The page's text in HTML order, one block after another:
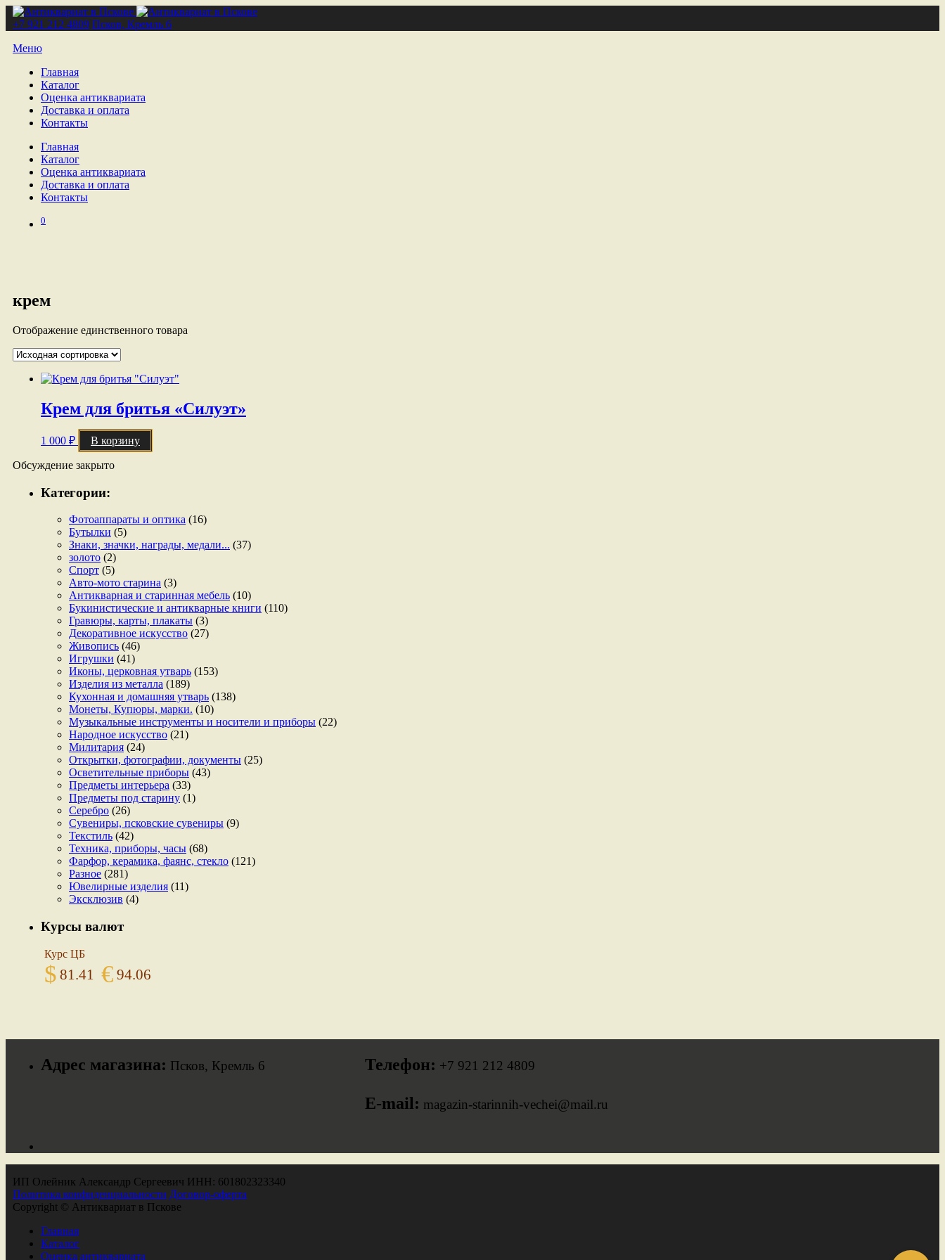
+7 921 212 4809 Псков, Кремль 6
Меню
Главная
Каталог
Оценка антиквариата
Доставка и оплата
Контакты
Главная
Каталог
Оценка антиквариата
Доставка и оплата
Контакты
0
крем
Отображение единственного товара
Крем для бритья «Силуэт»
1 000 ₽ В корзину
Обсуждение закрыто
Категории:
Фотоаппараты и оптика (16)
Бутылки (5)
Знаки, значки, награды, медали... (37)
золото (2)
Спорт (5)
Авто-мото старина (3)
Антикварная и старинная мебель (10)
Букинистические и антикварные книги (110)
Гравюры, карты, плакаты (3)
Декоративное искусство (27)
Живопись (46)
Игрушки (41)
Иконы, церковная утварь (153)
Изделия из металла (189)
Кухонная и домашняя утварь (138)
Монеты, Купюры, марки. (10)
Музыкальные инструменты и носители и приборы (22)
Народное искусство (21)
Милитария (24)
Открытки, фотографии, документы (25)
Осветительные приборы (43)
Предметы интерьера (33)
Предметы под старину (1)
Серебро (26)
Сувениры, псковские сувениры (9)
Текстиль (42)
Техника, приборы, часы (68)
Фарфор, керамика, фаянс, стекло (121)
Разное (281)
Ювелирные изделия (11)
Эксклюзив (4)
Курсы валют
Курс ЦБ
$ 81.41 € 94.06
Адрес магазина: Псков, Кремль 6 Телефон: +7 921 212 4809
E-mail: magazin-starinnih-vechei@mail.ru
ИП Олейник Александр Сергеевич ИНН: 601802323340
Политика конфиденциальности Договор-оферта
Copyright © Антиквариат в Пскове
Главная
Каталог
Оценка антиквариата